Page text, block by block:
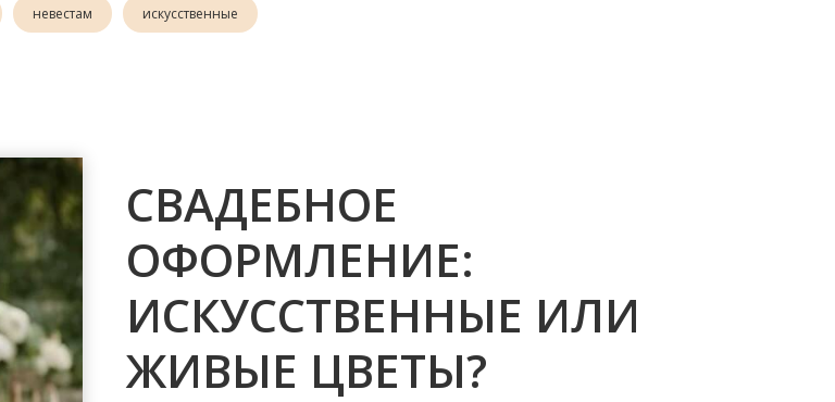
невестам искусственные
СВАДЕБНОЕ
ОФОРМЛЕНИЕ:
ИСКУССТВЕННЫЕ ИЛИ
ЖИВЫЕ ЦВЕТЫ?